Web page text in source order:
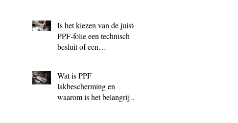
Is het kiezen van de juiste
PPF‑folie een technisch
besluit of een
Wat is PPF
lakbescherming en
waarom is het belangrijk?